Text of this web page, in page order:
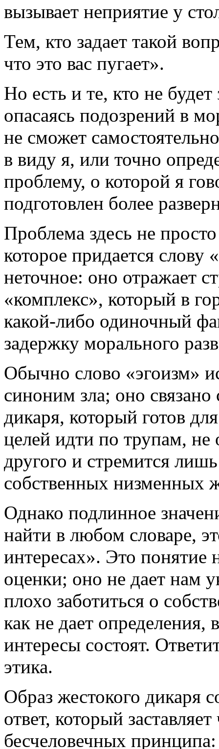
вызывает неприятие у
Тем, кто задает такой
что это вас пугает».
Но есть и те, кто не
опасаясь подозрений в
не сможет
в виду я, или точно
проблему, о которой я
подготовлен более
Проблема здесь не
которое придается слову
неточное: оно отражает
«комплекс», который в
какой-либо одиночный
задержку морального
Обычно слово «эгоизм»
синоним зла; оно
дикаря, который готов
целей идти по трупам,
другого и стремится
собственных низменных
Однако подлинное
найти в любом словаре,
интересах». Это понятие
оценки; оно не дает нам
плохо заботиться о
как не дает определения,
интересы состоят.
этика.
Образ жестокого дикаря
ответ, который
бесчеловечных